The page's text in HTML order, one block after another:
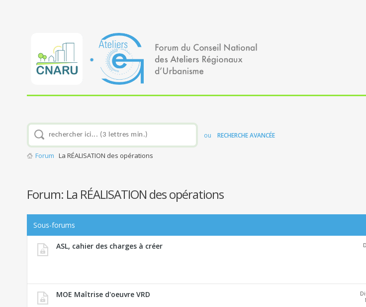
ou RECHERCHE AVANCÉE
Forum La RÉALISATION des opérations
Forum: La RÉALISATION des opérations
Sous-forums
ASL, cahier des charges à créer
MOE Maîtrise d'oeuvre VRD